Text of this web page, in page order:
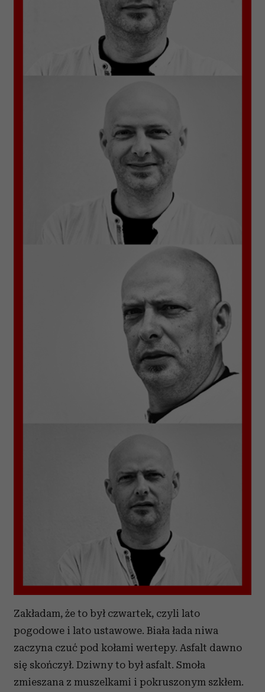
Zakładam, że to był czwartek, czyli lato
pogodowe i lato ustawowe. Biała łada niwa
zaczyna czuć pod kołami wertepy. Asfalt dawno
się skończył. Dziwny to był asfalt. Smoła
zmieszana z muszelkami i pokruszonym szkłem.